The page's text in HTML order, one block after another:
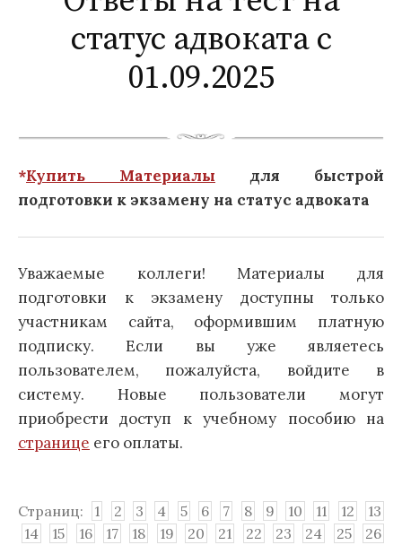
статус адвоката с
01.09.2025
*Купить Материалы для быстрой
подготовки к экзамену на статус адвоката
Уважаемые коллеги! Материалы для
подготовки к экзамену доступны только
участникам сайта, оформившим платную
подписку. Если вы уже являетесь
пользователем, пожалуйста, войдите в
систему. Новые пользователи могут
приобрести доступ к учебному пособию на
странице его оплаты.
Страниц: 1 2 3 4 5 6 7 8 9 10 11 12
13
14
15 16 17 18 19 20 21 22 23 24 25
26